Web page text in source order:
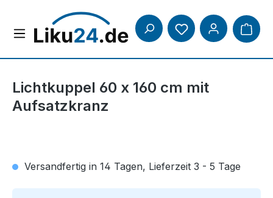
Zum Hauptinhalt springen
Lichtkuppel 60 x 160 cm mit
Aufsatzkranz
Versandfertig in 14 Tagen, Lieferzeit 3 - 5 Tage